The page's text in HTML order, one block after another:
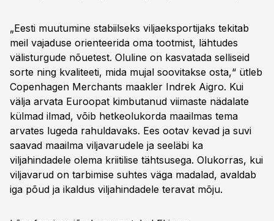
„Eesti muutumine stabiilseks viljaeksportijaks tekitab
meil vajaduse orienteerida oma tootmist, lähtudes
välisturgude nõuetest. Oluline on kasvatada selliseid
sorte ning kvaliteeti, mida mujal soovitakse osta,“ ütleb
Copenhagen Merchants maakler Indrek Aigro. Kui
välja arvata Euroopat kimbutanud viimaste nädalate
külmad ilmad, võib hetkeolukorda maailmas tema
arvates lugeda rahuldavaks. Ees ootav kevad ja suvi
saavad maailma viljavarudele ja seeläbi ka
viljahindadele olema kriitilise tähtsusega. Olukorras, kui
viljavarud on tarbimise suhtes väga madalad, avaldab
iga põud ja ikaldus viljahindadele teravat mõju.